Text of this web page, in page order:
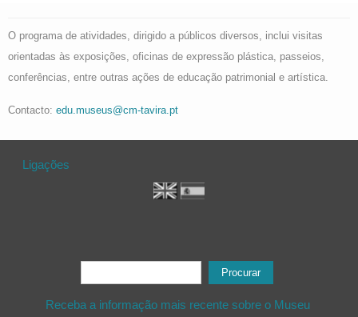
O programa de atividades, dirigido a públicos diversos, inclui visitas
orientadas às exposições, oficinas de expressão plástica, passeios,
conferências, entre outras ações de educação patrimonial e artística.
Contacto: edu.museus@cm-tavira.pt
Ligações
Formulário de procura
Receba a informação mais recente sobre o Museu